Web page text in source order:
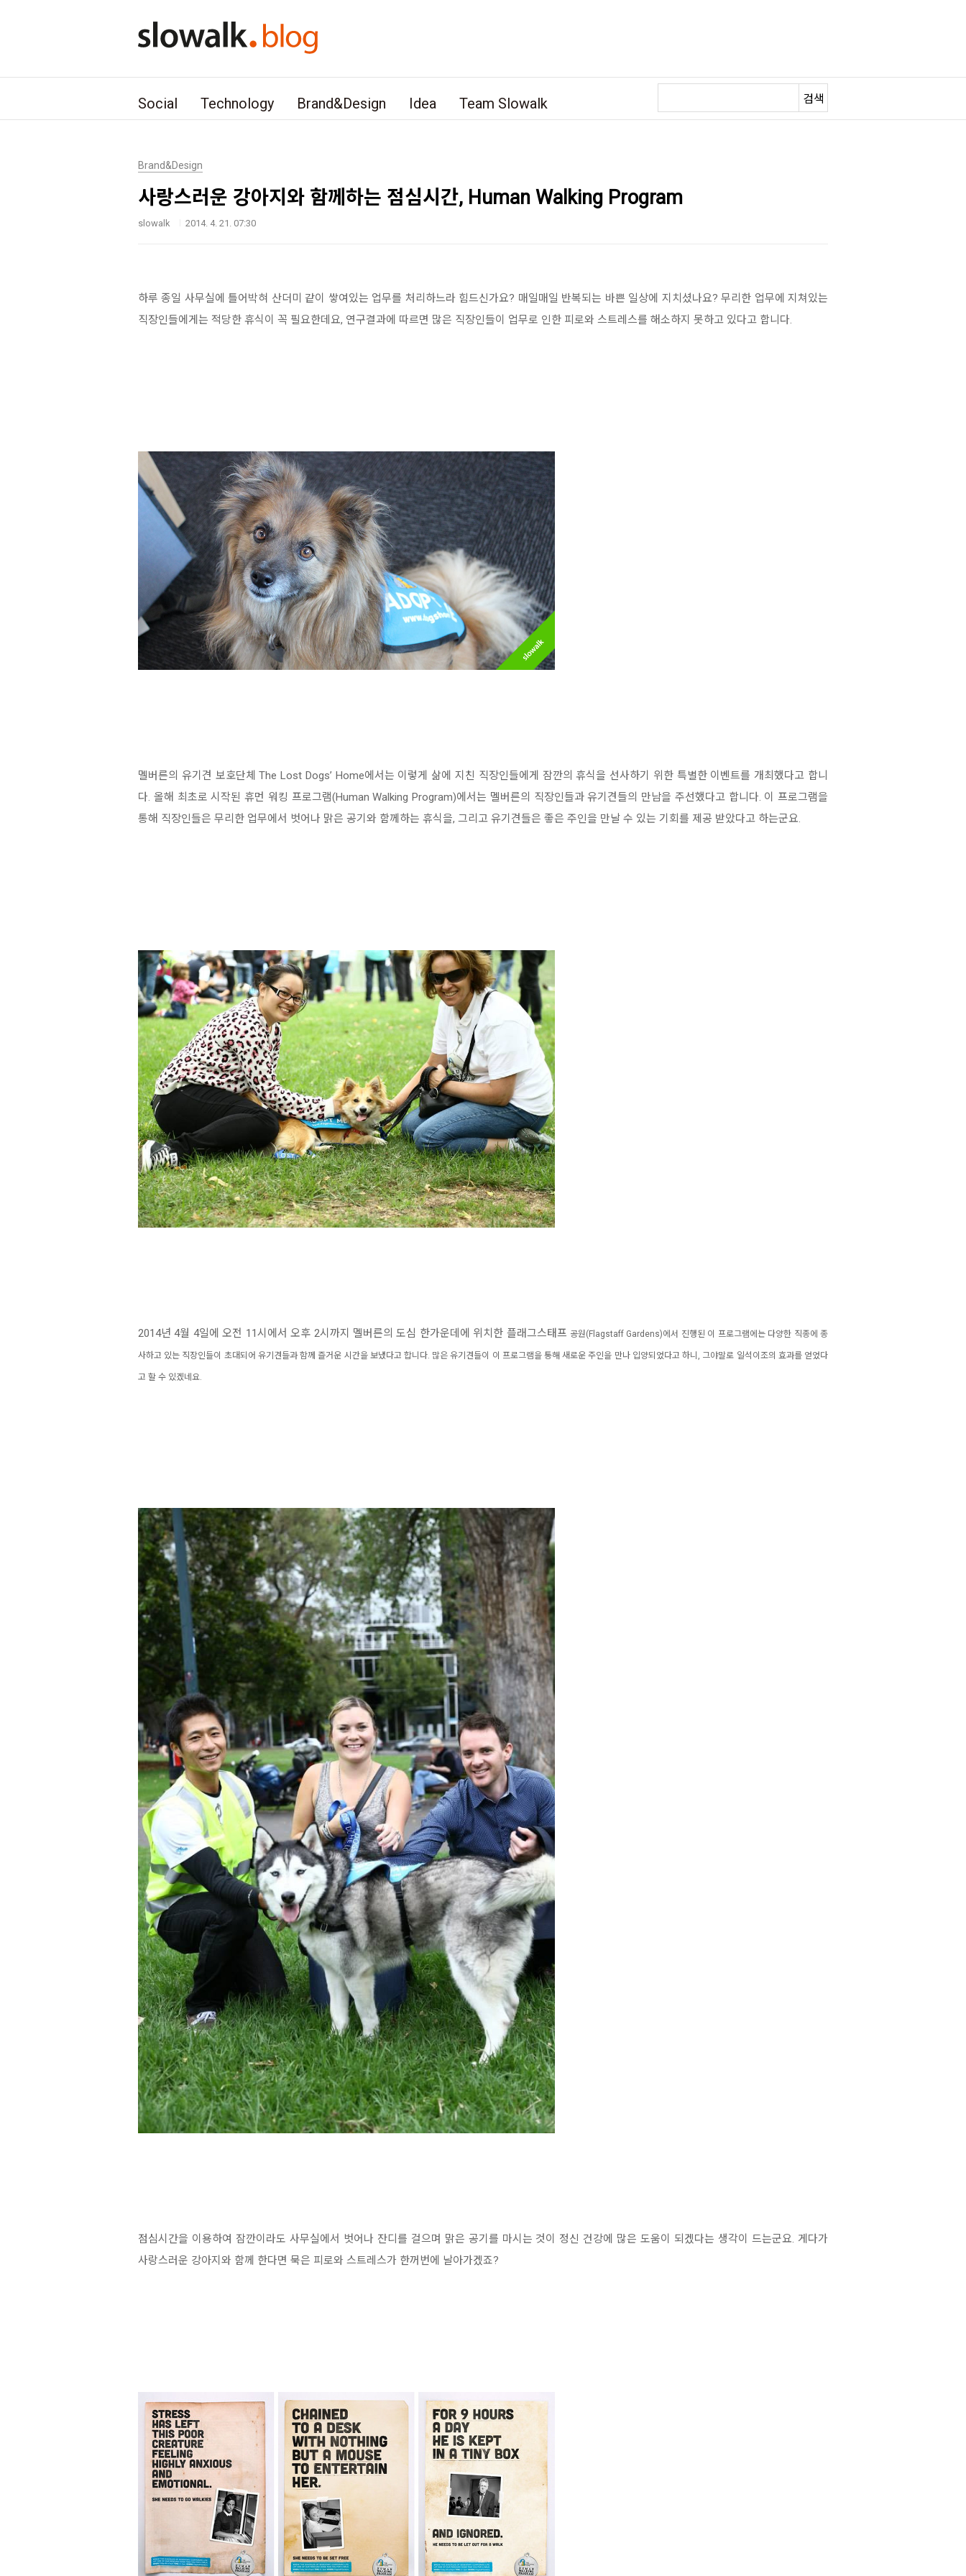
Social Technology Brand&Design Idea Team Slowalk 검색
Brand&Design
사랑스러운 강아지와 함께하는 점심시간, Human Walking Program
slowalk 2014. 4. 21. 07:30
하루 종일 사무실에 틀어박혀 산더미 같이 쌓여있는 업무를 처리하느라 힘드신가요? 매일매일 반복되는 바쁜 일상에 지치셨나요? 무리한 업무에 지쳐있는
직장인들에게는 적당한 휴식이 꼭 필요한데요, 연구결과에 따르면 많은 직장인들이 업무로 인한 피로와 스트레스를 해소하지 못하고 있다고 합니다.
멜버른의 유기견 보호단체 The Lost Dogs’ Home에서는 이렇게 삶에 지친 직장인들에게 잠깐의 휴식을 선사하기 위한 특별한 이벤트를 개최했다고 합니
다. 올해 최초로 시작된 휴먼 워킹 프로그램(Human Walking Program)에서는 멜버른의 직장인들과 유기견들의 만남을 주선했다고 합니다. 이 프로그램을
통해 직장인들은 무리한 업무에서 벗어나 맑은 공기와 함께하는 휴식을, 그리고 유기견들은 좋은 주인을 만날 수 있는 기회를 제공 받았다고 하는군요.
2014년 4월 4일에 오전 11시에서 오후 2시까지 멜버른의 도심 한가운데에 위치한 플래그스태프 공원( Flagstaff Gardens)에서 진행된 이 프로그램에는 다양한 직종에 종
사하고 있는 직장인들이 초대되어 유기견들과 함께 즐거운 시간을 보냈다고 합니다. 많은 유기견들이 이 프로그램을 통해 새로운 주인을 만나 입양되었다고 하니, 그야말로 일석이조의 효과를 얻었다
고 할 수 있겠네요.
점심시간을 이용하여 잠깐이라도 사무실에서 벗어나 잔디를 걸으며 맑은 공기를 마시는 것이 정신 건강에 많은 도움이 되겠다는 생각이 드는군요. 게다가
사랑스러운 강아지와 함께 한다면 묵은 피로와 스트레스가 한꺼번에 날아가겠죠?